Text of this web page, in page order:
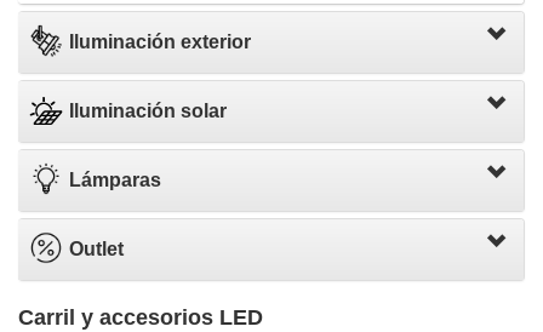
Iluminación exterior
Iluminación solar
Lámparas
Outlet
Carril y accesorios LED